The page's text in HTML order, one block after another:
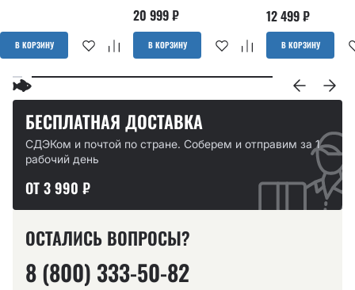
В КОРЗИНУ
20 999₽
В КОРЗИНУ
12 499₽
В КОРЗИНУ
БЕСПЛАТНАЯ ДОСТАВКА
СДЭКом и почтой по стране. Соберем и отправим за 1
рабочий день
ОТ 3 990 ₽
ОСТАЛИСЬ ВОПРОСЫ?
8 (800) 333-50-82